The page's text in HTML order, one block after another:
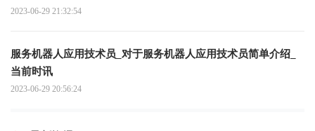
2023-06-29 21:32:54
服务机器人应用技术员_对于服务机器人应用技术员简单介绍_
当前时讯
2023-06-29 20:56:24